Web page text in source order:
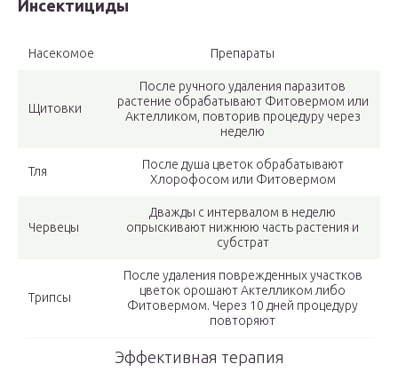
Инсектициды
Насекомое Препараты
Щитовки
После ручного удаления паразитов
растение обрабатывают Фитовермом или
Актелликом, повторив процедуру через
неделю
Тля
После душа цветок обрабатывают
Хлорофосом или Фитовермом
Червецы
Дважды с интервалом в неделю
опрыскивают нижнюю часть растения и
субстрат
Трипсы
После удаления поврежденных участков
цветок орошают Актелликом либо
Фитовермом. Через 10 дней процедуру
повторяют
Эффективная терапия